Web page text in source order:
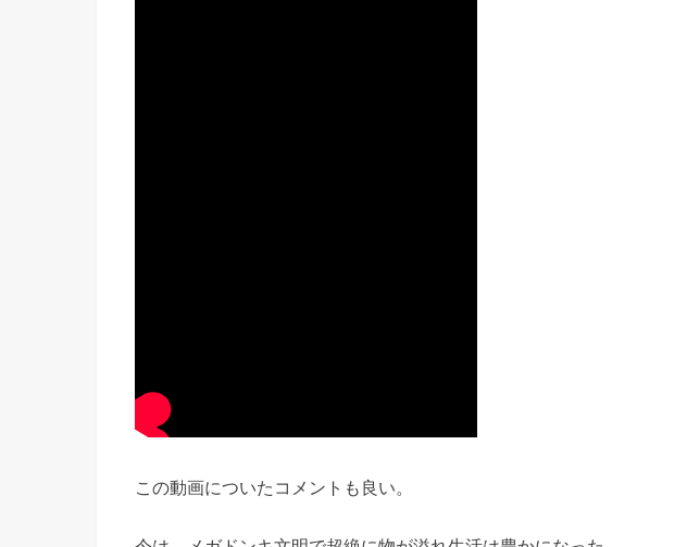
この動画についたコメントも良い。